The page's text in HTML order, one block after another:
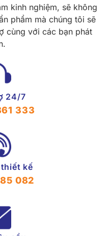
kinh nghiệm, sẽ không
phẩm mà chúng tôi sẽ
cùng với các bạn phát
24/7
333
kế
082